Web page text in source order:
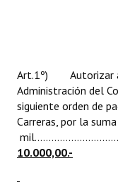
Premio al Mérito -
Mujeres que
Periodistas Decanos
Ciudadano Ilustre -
Art.1º) Autorizar
Administración del
siguiente orden de
Carreras, por la
10.000,00.-